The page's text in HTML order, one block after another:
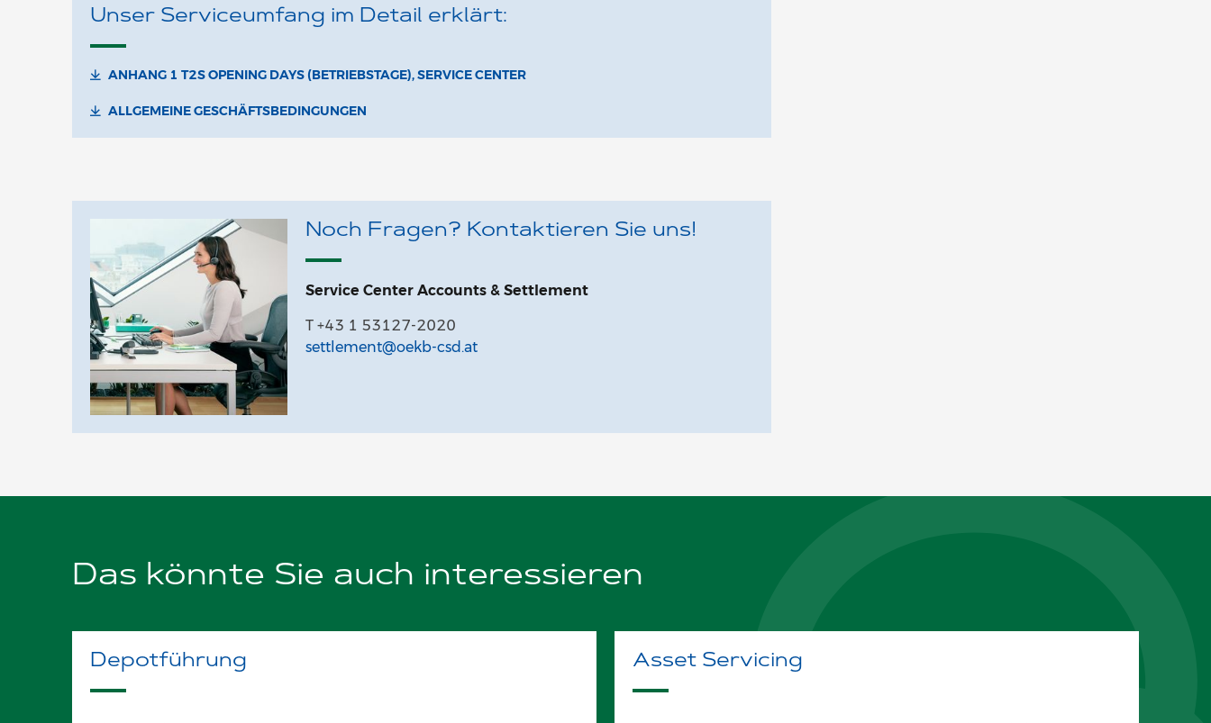
Unser Serviceumfang im Detail erklärt:
ANHANG 1 T2S OPENING DAYS (BETRIEBSTAGE), SERVICE CENTER
ALLGEMEINE GESCHÄFTSBEDINGUNGEN
Noch Fragen? Kontaktieren Sie uns!
Service Center Accounts & Settlement
T +43 1 53127-2020
settlement@oekb-csd.at
Das könnte Sie auch interessieren
Depotführung Asset Servicing